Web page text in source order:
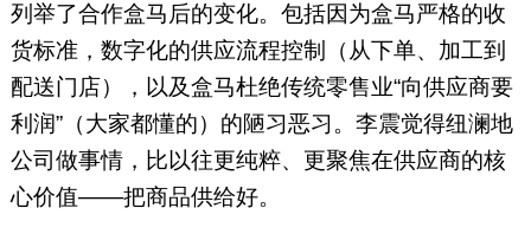
列举了合作盒马后的变化。包括因为盒马严格的收
货标准，数字化的供应流程控制（从下单、加工到
配送门店），以及盒马杜绝传统零售业“向供应商要
利润”（大家都懂的）的陋习恶习。李震觉得纽澜地
公司做事情，比以往更纯粹、更聚焦在供应商的核
心价值——把商品供给好。